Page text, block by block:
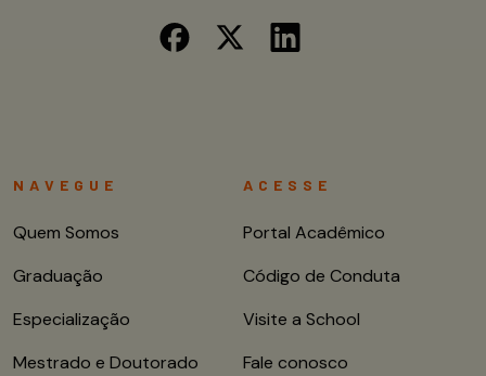
NAVEGUE
Quem Somos
Graduação
Especialização
Mestrado e Doutorado
ACESSE
Portal Acadêmico
Código de Conduta
Visite a School
Fale conosco